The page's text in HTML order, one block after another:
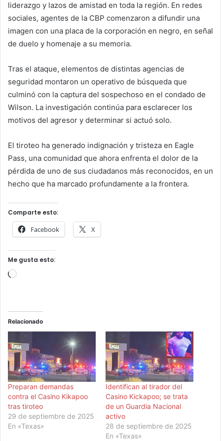
liderazgo y lazos de amistad en toda la región. En redes
sociales, agentes de la CBP comenzaron a difundir una
imagen con una placa de la corporación en negro, en señal
de duelo y homenaje a su memoria.
Tras el ataque, elementos de distintas agencias de
seguridad montaron un operativo de búsqueda que
culminó con la captura del sospechoso en el condado de
Wilson. La investigación continúa para esclarecer los
motivos del agresor y determinar si actuó solo.
El tiroteo ha generado indignación y tristeza en Eagle
Pass, una comunidad que ahora enfrenta el dolor de la
pérdida de uno de sus ciudadanos más reconocidos, en un
hecho que ha marcado profundamente a la frontera.
Comparte esto:
Facebook X
Me gusta esto:
Cargando...
Relacionado
Preparan demandas
contra el Casino Kikapoo
tras tiroteo
29 de septiembre de 2025
En «Texas»
Identifican al tirador del
Casino Kickapoo; se trata
de un Guardia Nacional
activo
28 de septiembre de 2025
En «Texas»